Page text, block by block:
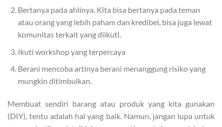
Bertanya pada ahlinya. Kita bisa bertanya pada teman
atau orang yang lebih paham dan kredibel, bisa juga lewat
komunitas terkait yang diikuti.
Ikuti workshop yang terpercaya
Berani mencoba artinya berani menanggung risiko yang
mungkin ditimbulkan.
Membuat sendiri barang atau produk yang kita gunakan
(DIY), tentu adalah hal yang baik. Namun, jangan lupa untuk